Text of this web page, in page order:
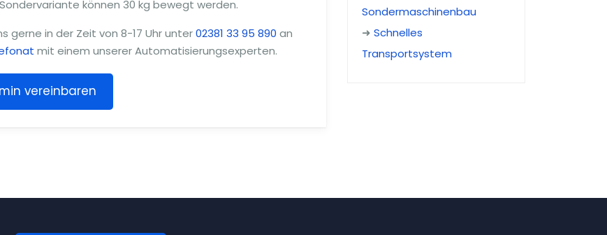
können 30 kg bewegt werden.
gerne in der Zeit von 8-17 Uhr unter02381 33 95 890 an
mit einem unserer Automatisierungsexperten.
vereinbaren
Sondermaschinenbau
➜ Schnelles
Transportsystem